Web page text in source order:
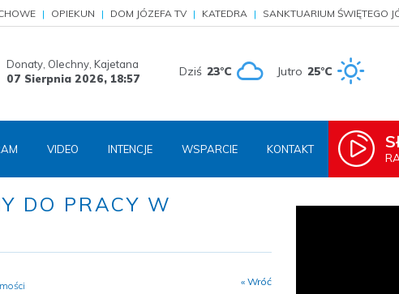
OPIEKUN DOM JÓZEFA TV KATEDRA SANKTUARIUM ŚWIĘTEGO
Donaty, Olechny, Kajetana
07 Sierpnia 2026, 18:57 Dziś 23°C Jutro 25°C
VIDEO INTENCJE WSPARCIE KONTAKT
DO PRACY W
« Wróć